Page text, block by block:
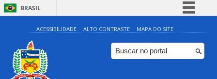
BRASIL
Simplifique!
Comunica BR
Participe
ACESSIBILIDADE ALTO CONTRASTE MAPA DO SITE